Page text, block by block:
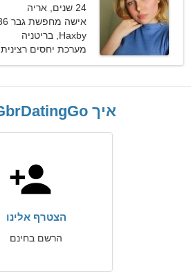
24 שנים, אריה
אישה מחפשת גבר 26-36
Haxby, בריטניה
מערכת יחסים רצינית
איך GbrDatingGo עובד
הצטרף אלינו
הרשם בחינם